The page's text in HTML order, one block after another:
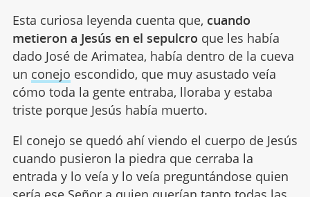
Esta curiosa leyenda cuenta que, cuando
metieron a Jesús en el sepulcro que les había
dado José de Arimatea, había dentro de la cueva
un conejo escondido, que muy asustado veía
cómo toda la gente entraba, lloraba y estaba
triste porque Jesús había muerto.
El conejo se quedó ahí viendo el cuerpo de Jesús
cuando pusieron la piedra que cerraba la
entrada y lo veía y lo veía preguntándose quien